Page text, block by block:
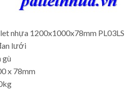
nhựa 1200x1000x78mm PL03LS
lưới
gù
x 78mm